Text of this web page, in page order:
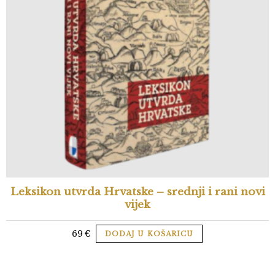
Leksikon utvrda Hrvatske – srednji i rani novi
vijek
69 € DODAJ U KOŠARICU